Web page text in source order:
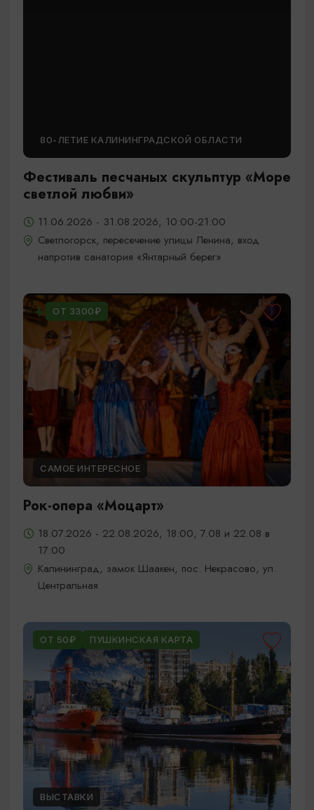
80-ЛЕТИЕ КАЛИНИНГРАДСКОЙ ОБЛАСТИ
Фестиваль песчаных скульптур «Море
светлой любви»
11.06.2026 - 31.08.2026, 10:00-21:00
Светлогорск, пересечение улицы Ленина, вход
напротив санатория «Янтарный берег»
ОТ 3300₽
САМОЕ ИНТЕРЕСНОЕ
Рок-опера «Моцарт»
18.07.2026 - 22.08.2026, 18:00, 7.08 и 22.08 в
17:00
Калининград, замок Шаакен, пос. Некрасово, ул.
Центральная
ОТ 50₽ ПУШКИНСКАЯ КАРТА
ВЫСТАВКИ